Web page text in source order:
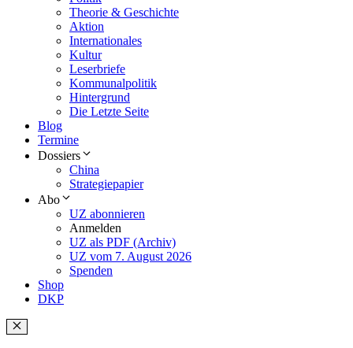
Theorie & Geschichte
Aktion
Internationales
Kultur
Leserbriefe
Kommunalpolitik
Hintergrund
Die Letzte Seite
Blog
Termine
Dossiers
China
Strategiepapier
Abo
UZ abonnieren
Anmelden
UZ als PDF (Archiv)
UZ vom 7. August 2026
Spenden
Shop
DKP
Schließen